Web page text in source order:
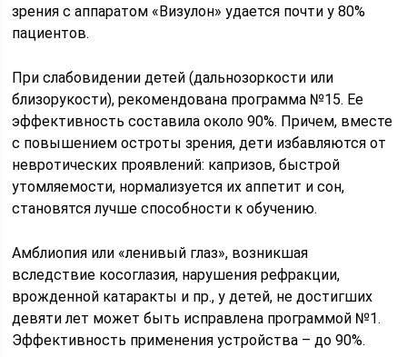
зрения с аппаратом «Визулон» удается почти у 80%
пациентов.
При слабовидении детей (дальнозоркости или
близорукости), рекомендована программа №15. Ее
эффективность составила около 90%. Причем, вместе
с повышением остроты зрения, дети избавляются от
невротических проявлений: капризов, быстрой
утомляемости, нормализуется их аппетит и сон,
становятся лучше способности к обучению.
Амблиопия или «ленивый глаз», возникшая
вследствие косоглазия, нарушения рефракции,
врожденной катаракты и пр., у детей, не достигших
девяти лет может быть исправлена программой №1.
Эффективность применения устройства – до 90%.